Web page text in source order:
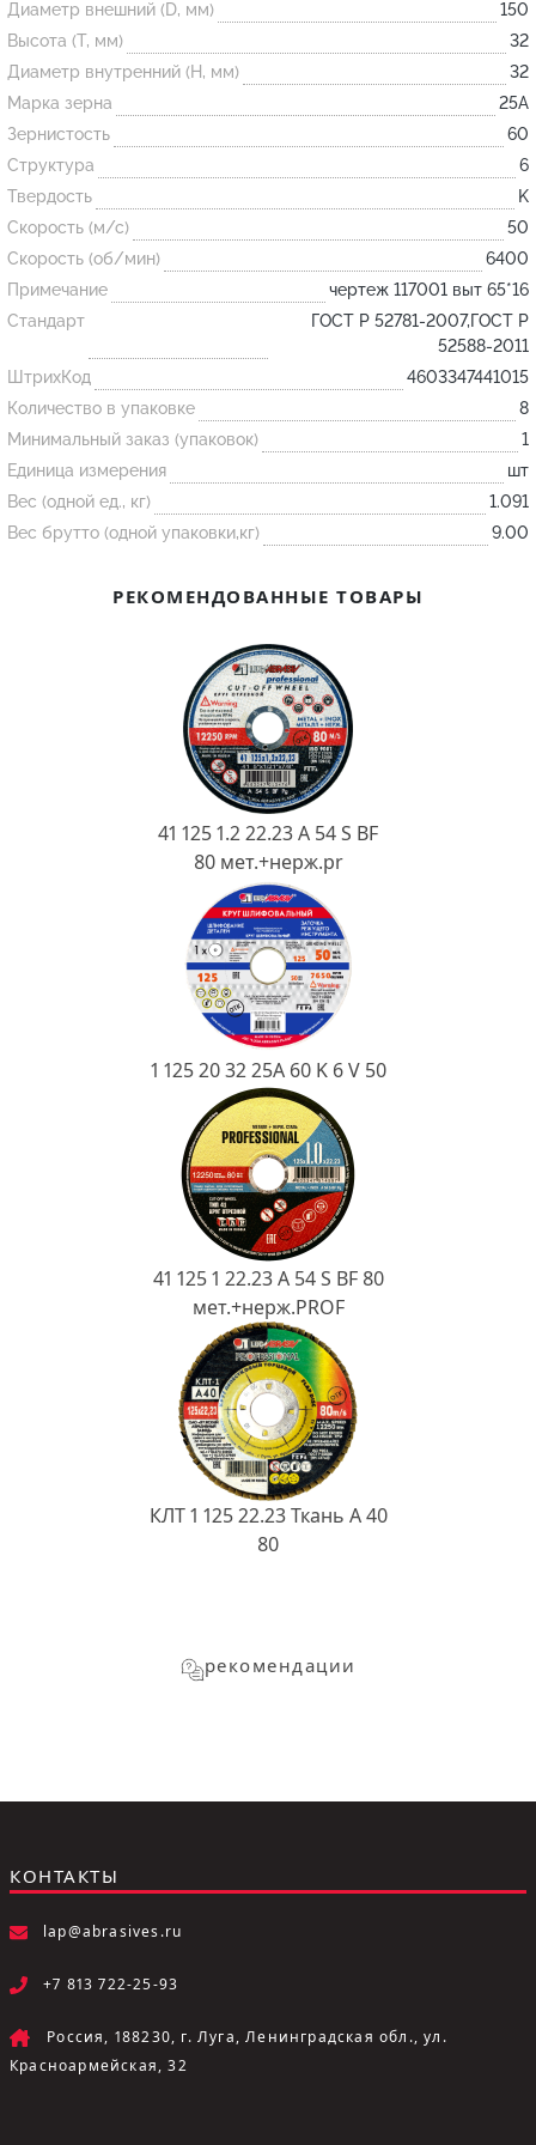
Огнеупорные
изделия
Скачать каталог
Тигель
Муфель
Черпак
Шербер
Трубка
Стержень
Пробка
Подставка
Лодочка
Контакт
Желоб
Диаметр внешний (D, мм)
150
Высота (T, мм)
32
Диаметр внутренний (H, мм)
32
Марка зерна
25А
Зернистость
60
Структура
6
Твердость
K
Скорость (м/с)
50
Скорость (об/мин)
6400
Примечание
чертеж 117001 выт 65*16
Стандарт
ГОСТ Р 52781-2007,ГОСТ Р
52588-2011
ШтрихКод
4603347441015
Количество в упаковке
8
Минимальный заказ (упаковок)
1
Единица измерения
шт
Вес (одной ед., кг)
1.091
Вес брутто (одной упаковки,кг)
9.00
РЕКОМЕНДОВАННЫЕ ТОВАРЫ
41 125 1.2 22.23 A 54 S BF
80 мет.+нерж.pr
1 125 20 32 25А 60 K 6 V 50
41 125 1 22.23 A 54 S BF 80
мет.+нерж.PROF
КЛТ 1 125 22.23 Ткань A 40
80
рекомендации
КОНТАКТЫ
lap@abrasives.ru
+7 813 722-25-93
Россия, 188230, г. Луга, Ленинградская обл., ул.
Красноармейская, 32